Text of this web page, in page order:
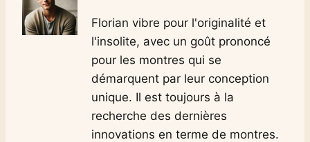
Florian vibre pour l'originalité et
l'insolite, avec un goût prononcé
pour les montres qui se
démarquent par leur conception
unique. Il est toujours à la
recherche des dernières
innovations en terme de montres.